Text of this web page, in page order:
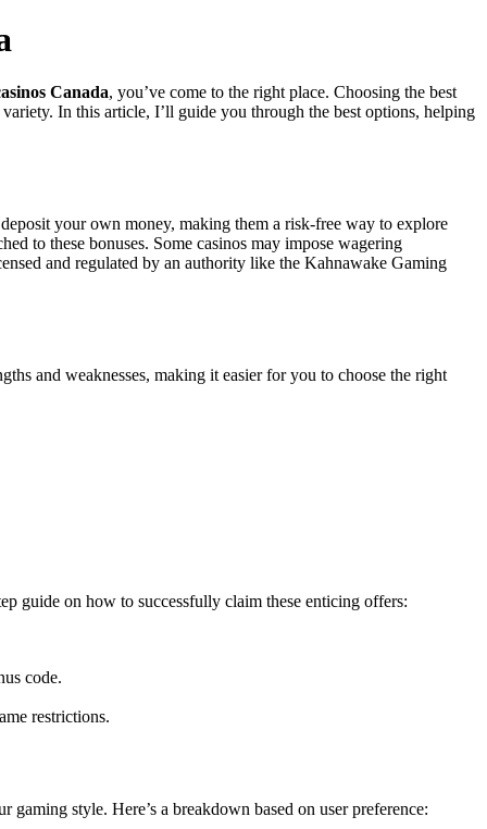
Canada, you’ve come to the right place. Choosing the best
In this article, I’ll guide you through the best options, helping
your own money, making them a risk-free way to explore
to these bonuses. Some casinos may impose wagering
and regulated by an authority like the Kahnawake Gaming
and weaknesses, making it easier for you to choose the right
guide on how to successfully claim these enticing offers:
code.
restrictions.
style. Here’s a breakdown based on user preference: